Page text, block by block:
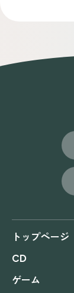
ゲ
トップページ
CD
ゲーム